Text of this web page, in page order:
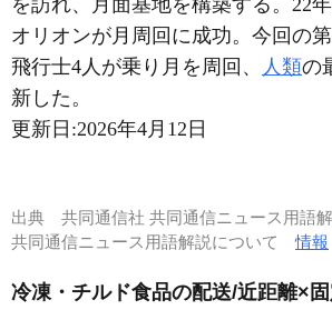
オリオンが月周回に成功。今回の
飛行士4人が乗り月を周回、
人類の
新した。
更新日:2026年4月12日
出典 共同通信社 共同通信ニュース用語
共同通信ニュース用語解説について情報
冷凍・チルド食品の配送/近距離×